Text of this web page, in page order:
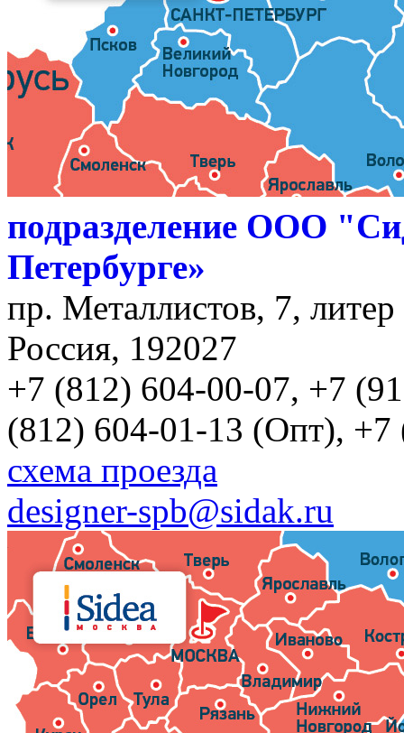
подразделение ООО
Петербурге»
пр. Металлистов, 7,
Россия, 192027
+7 (812) 604-00-07, +7
(812) 604-01-13 (Опт), +7
схема проезда
designer-spb@sidak.ru